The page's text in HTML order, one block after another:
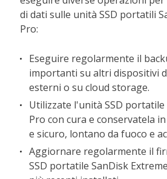
di dati sulle unità SSD portatili
Pro:
Eseguire regolarmente il
importanti su altri dispositivi
esterni o su cloud storage.
Utilizzate l'unità SSD portatile
Pro con cura e conservatela
e sicuro, lontano da fuoco e
Aggiornare regolarmente il
SSD portatile SanDisk